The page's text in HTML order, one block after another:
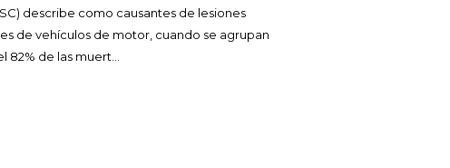
describe como causantes de lesiones
de vehículos de motor, cuando se agrupan
de las muert...